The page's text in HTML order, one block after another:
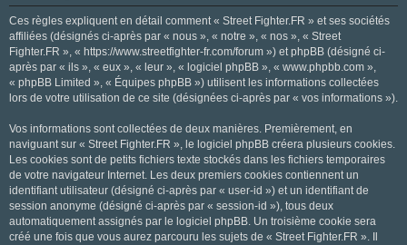
Ces règles expliquent en détail comment « Street Fighter.FR » et ses sociétés
affiliées (désignés ci-après par « nous », « notre », « nos », « Street
Fighter.FR », « https://www.streetfighter-fr.com/forum ») et phpBB (désigné ci-
après par « ils », « eux », « leur », « logiciel phpBB », « www.phpbb.com »,
« phpBB Limited », « Équipes phpBB ») utilisent les informations collectées
lors de votre utilisation de ce site (désignées ci-après par « vos informations »).
Vos informations sont collectées de deux manières. Premièrement, en
naviguant sur « Street Fighter.FR », le logiciel phpBB créera plusieurs cookies.
Les cookies sont de petits fichiers texte stockés dans les fichiers temporaires
de votre navigateur Internet. Les deux premiers cookies contiennent un
identifiant utilisateur (désigné ci-après par « user-id ») et un identifiant de
session anonyme (désigné ci-après par « session-id »), tous deux
automatiquement assignés par le logiciel phpBB. Un troisième cookie sera
créé une fois que vous aurez parcouru les sujets de « Street Fighter.FR ». Il